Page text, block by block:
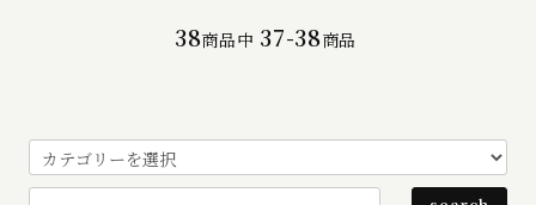
38商品中 37-38商品